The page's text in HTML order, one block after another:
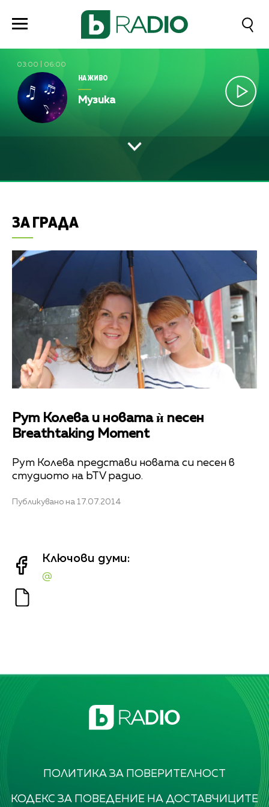
03:00 06:00
НА ЖИВО
Музика
ЗА ГРАДА
Рут Колева и новата ѝ песен
Breathtaking Moment
Рут Колева представи новата си песен в
студиото на bTV радио.
Публикувано на 17.07.2014
Ключови думи:
@
ПОЛИТИКА ЗА ПОВЕРИТЕЛНОСТ
КОДЕКС ЗА ПОВЕДЕНИЕ НА ДОСТАВЧИЦИТЕ